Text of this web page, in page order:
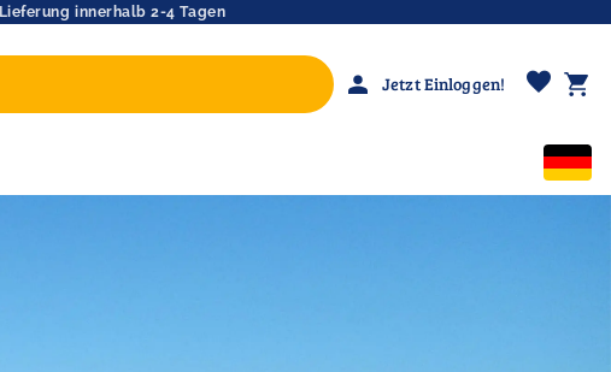
Lieferung innerhalb 2-4 Tagen
person Jetzt Einloggen! favorite shopping_cart